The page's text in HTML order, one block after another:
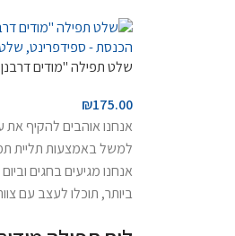
שלט תפילה "מודים
₪175.00
אנחנו אוהבים להקיף
למשל באמצעות תליית
אנחנו מגיעים בחגים
ביותר, תוכלו לעצב עם